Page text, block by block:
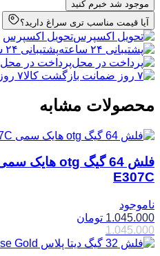
موجود شد خبرم کنید
آیا قیمت مناسب تری سراغ دارید؟
تحویل اکسپرس
پشتیبانی ۲۴ ساعته
پرداخت در محل
۷ روز ضمانت بازگشت کالا
محصولات مشابه
E307C
ناموجود
1.045.000 تومان
1.045.000